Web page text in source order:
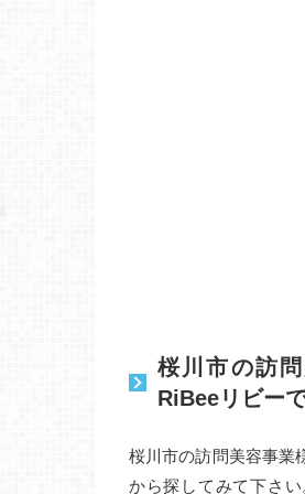
桜川市の訪
RiBeeリビーで
桜川市の訪問美容事業
から探してみて下さ